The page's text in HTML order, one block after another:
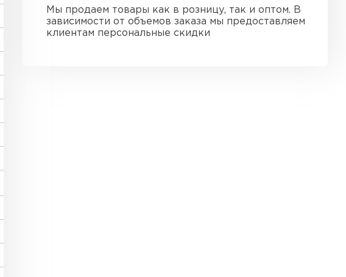
Мы продаем товары как в розницу, так и оптом. В
зависимости от объемов заказа мы предоставляем
клиентам персональные скидки